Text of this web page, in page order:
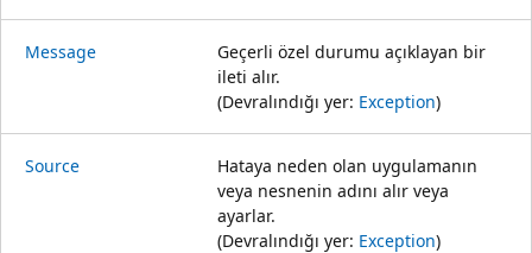
Message
Geçerli özel durumu açıklayan bir
ileti alır.
(Devralındığı yer: Exception)
Source
Hataya neden olan uygulamanın
veya nesnenin adını alır veya
ayarlar.
(Devralındığı yer: Exception)